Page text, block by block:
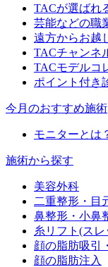
TACが選ばれ
芸能などの職
遠方からお越
TACチャンネ
TACモデルコ
ポイント付き
今月のおすすめ施術
モニターとは
施術から探す
美容外科
二重整形・目
鼻整形・小鼻
糸リフト(ス
顔の脂肪吸引
顔の脂肪注入